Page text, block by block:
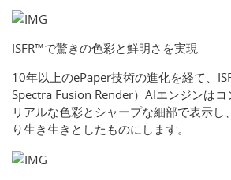
ISFR™で驚きの色彩と鮮明さを実現
10年以上のePaper技術の進化を経て、
Spectra Fusion Render）AIエンジンは
リアルな色彩とシャープな細部で表示し
り生き生きとしたものにします。